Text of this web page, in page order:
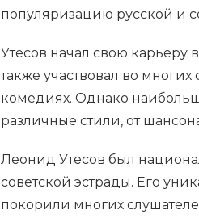
популяризацию русской и
Утесов начал свою карьеру в
также участвовал во
комедиях. Однако
различные стили, от
Леонид Утесов был
советской эстрады. Его
покорили многих